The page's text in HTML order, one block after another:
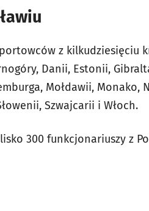
z kilkudziesięciu
Danii, Estonii,
Mołdawii, Monako,
Szwajcarii i Włoch.
300 funkcjonariuszy z